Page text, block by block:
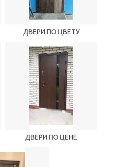
ДВЕРИ ПО ЦВЕТУ
ДВЕРИ ПО ЦЕНЕ